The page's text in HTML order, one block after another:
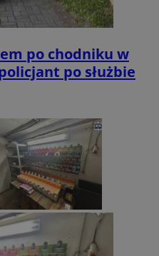
po chodniku w
po służbie